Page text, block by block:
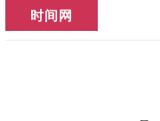
时间网